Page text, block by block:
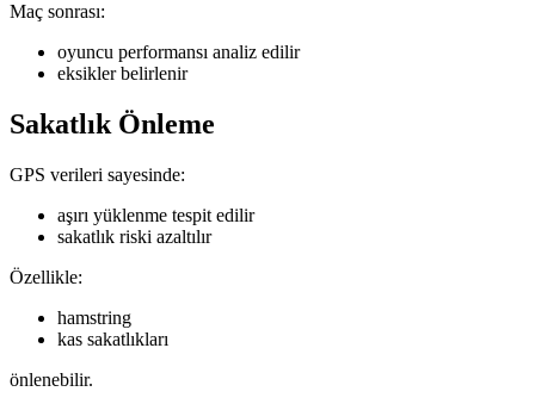
Maç sonrası:
oyuncu performansı analiz edilir
eksikler belirlenir
Sakatlık Önleme
GPS verileri sayesinde:
aşırı yüklenme tespit edilir
sakatlık riski azaltılır
Özellikle:
hamstring
kas sakatlıkları
önlenebilir.